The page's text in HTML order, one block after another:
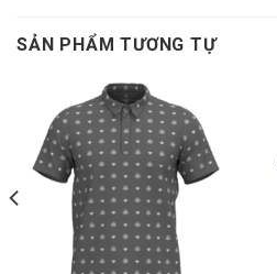
SẢN PHẨM TƯƠNG TỰ